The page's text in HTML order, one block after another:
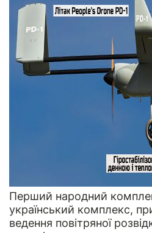
Перший народний
український комплекс,
ведення повітряної